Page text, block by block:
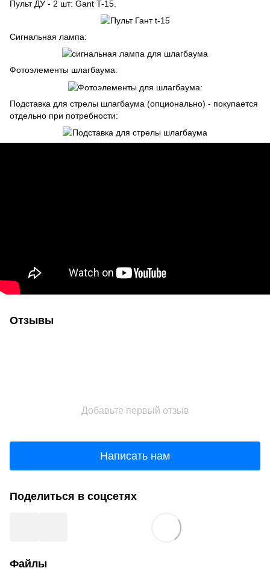
Пульт ДУ - 2 шт: Gant T-15.
Сигнальная лампа:
Фотоэлементы шлагбаума:
Подставка для стрелы шлагбаума (опционально) - покупается
отдельно при потребности:
Отзывы
Добавьте первый отзыв
Написать нам
Поделиться в соцсетях
Файлы